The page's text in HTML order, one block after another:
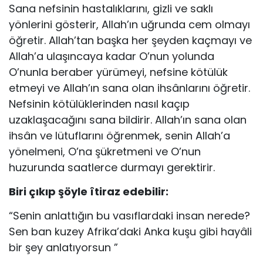
Sana nefsinin hastalıklarını, gizli ve saklı
yönlerini göste­rir, Allah’ın uğrunda cem olmayı
öğretir. Allah’tan başka her şeyden kaçmayı ve
Allah’a ulaşıncaya kadar O’nun yolunda
O’nunla beraber yürümeyi, nefsine kötülük
etmeyi ve Allah’ın sana olan ihsânlarını öğretir.
Nefsinin kötülüklerinden nasıl kaçıp
uzaklaşacağını sana bildirir. Allah’ın sana olan
ihsân ve lütuflarını öğrenmek, senin Allah’a
yönelmeni, O’na şükret­meni ve O’nun
huzurunda saatlerce durmayı gerektirir.
Biri çıkıp şöyle îtiraz edebilir:
“Senin anlattığın bu vasıflardaki insan nerede?
Sen ban kuzey Afrika’daki Anka kuşu gibi hayâli
bir şey anlatıyorsun ”